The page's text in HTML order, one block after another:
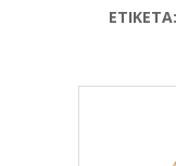
ΕΤΙΚΈΤΑ: